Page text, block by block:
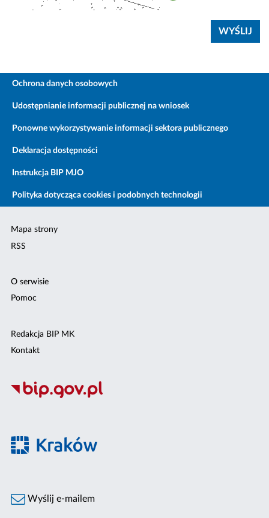
Ochrona danych osobowych
Udostępnianie informacji publicznej na wniosek
Ponowne wykorzystywanie informacji sektora publicznego
Deklaracja dostępności
Instrukcja BIP MJO
Polityka dotycząca cookies i podobnych technologii
Mapa strony
RSS
O serwisie
Pomoc
Redakcja BIP MK
Kontakt
Wyślij e-mailem